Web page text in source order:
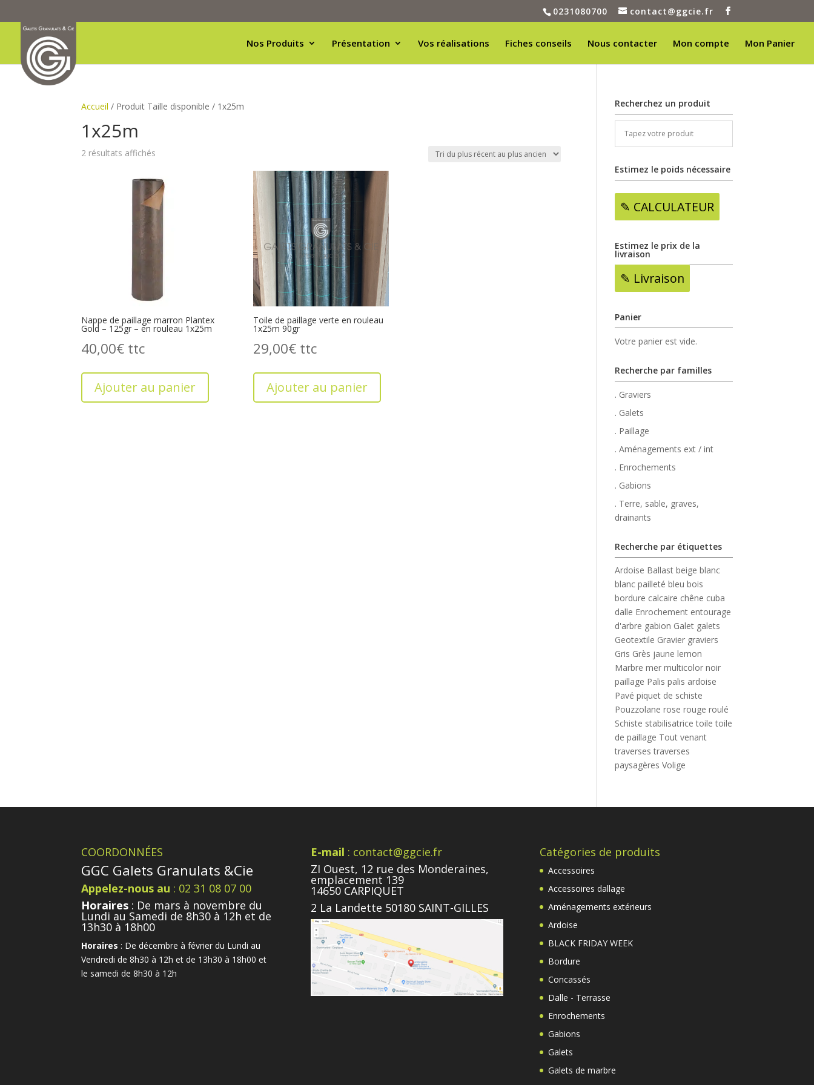
0231080700 contact@ggcie.fr
Nos Produits Présentation Vos réalisations Fiches conseils Nous contacter Mon compte Mon Panier
Accueil / Produit Taille disponible / 1x25m
1x25m
2 résultats affichés
plus
récent
au
Nappe de paillage marron Plantex
Gold – 125gr – en rouleau 1x25m
40,00€
Ajouter au panier
Toile de paillage verte en rouleau
1x25m 90gr
29,00€
Ajouter au panier
Recherchez un produit
Estimez le poids nécessaire
✎ CALCULATEUR
Estimez le prix de la
livraison
✎ Livraison
Panier
Votre panier est vide.
Recherche par familles
. Graviers
. Galets
. Paillage
. Aménagements ext / int
. Enrochements
. Gabions
. Terre, sable, graves,
drainants
Recherche par étiquettes
Ardoise Ballast beige blanc
blanc pailleté bleu bois
bordure calcaire chêne cuba
dalle Enrochement entourage
d'arbre gabion Galet galets
Geotextile Gravier graviers
Gris Grès jaune lemon
Marbre mer multicolor noir
paillage Palis palis ardoise
Pavé piquet de schiste
Pouzzolane rose rouge roulé
Schiste stabilisatrice toile toile
de paillage Tout venant
traverses traverses
paysagères Volige
COORDONNÉES
GGC Galets Granulats &Cie
Appelez-nous au : 02 31 08 07 00
Horaires : De mars à novembre du
Lundi au Samedi de 8h30 à 12h et de
13h30 à 18h00
Horaires : De décembre à février du Lundi au
Vendredi de 8h30 à 12h et de 13h30 à 18h00 et
le samedi de 8h30 à 12h
E-mail : contact@ggcie.fr
ZI Ouest, 12 rue des Monderaines,
emplacement 139
14650 CARPIQUET
2 La Landette 50180 SAINT-GILLES
Catégories de produits
Accessoires
Accessoires dallage
Aménagements extérieurs
Ardoise
BLACK FRIDAY WEEK
Bordure
Concassés
Dalle - Terrasse
Enrochements
Gabions
Galets
Galets de marbre